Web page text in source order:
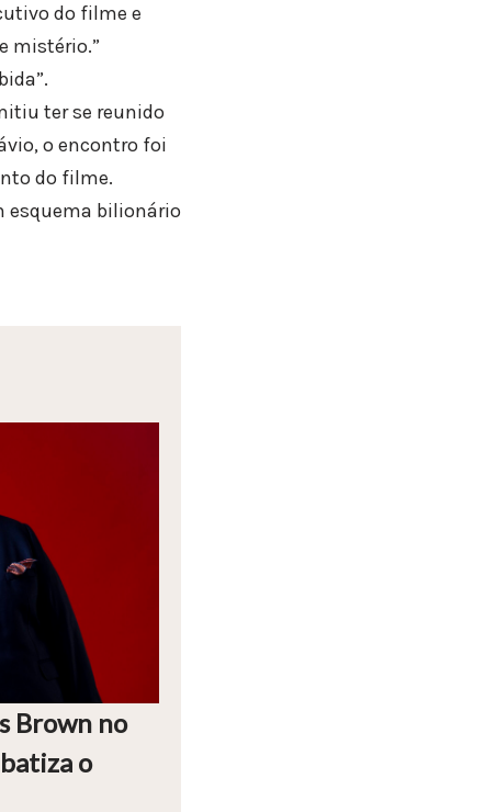
do filme e
mistério.”
ter se reunido
o encontro foi
do filme.
esquema bilionário
Brown no
o